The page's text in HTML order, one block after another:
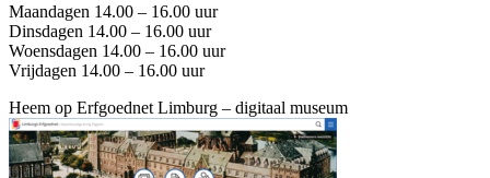
Maandagen 14.00 – 16.00 uur
Dinsdagen 14.00 – 16.00 uur
Woensdagen 14.00 – 16.00 uur
Vrijdagen 14.00 – 16.00 uur
Heem op Erfgoednet Limburg – digitaal museum